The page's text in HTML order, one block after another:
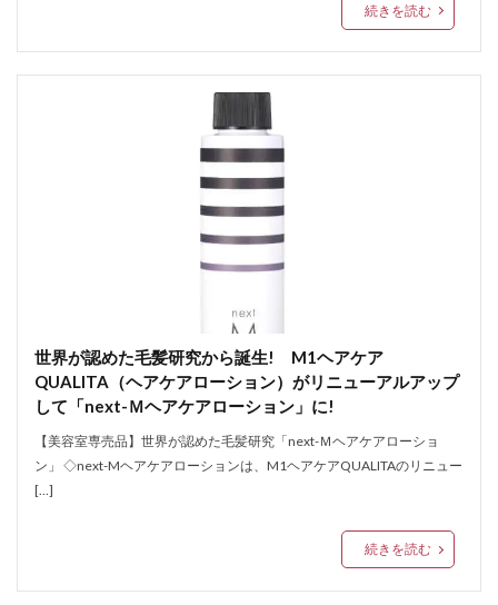
続きを読む
世界が認めた毛髪研究から誕生! M1ヘアケア
QUALITA（ヘアケアローション）がリニューアルアップ
して「next-Ｍヘアケアローション」に!
【美容室専売品】世界が認めた毛髪研究「next-Ｍヘアケアローショ
ン」 ◇next-Mヘアケアローションは、M1ヘアケアQUALITAのリニュー
[…]
続きを読む